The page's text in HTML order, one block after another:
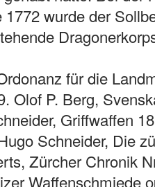
wurde der
für die
Olof P. Berg,
Griffwaffen
Schneider, Die
Zürcher Chronik
Waffenschmiede